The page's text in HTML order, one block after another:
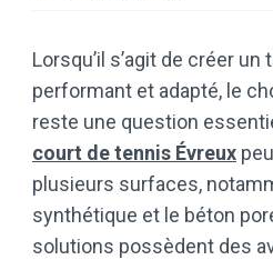
Lorsqu’il s’agit de créer
performant et adapté, le
reste une question
court de tennis Évreux
plusieurs surfaces,
synthétique et le béton
solutions possèdent des